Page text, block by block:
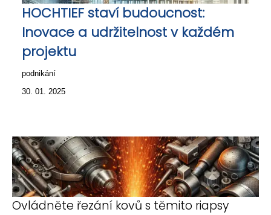
HOCHTIEF staví budoucnost:
Inovace a udržitelnost v každém
projektu
podnikání
30. 01. 2025
Ovládněte řezání kovů s těmito riapsy